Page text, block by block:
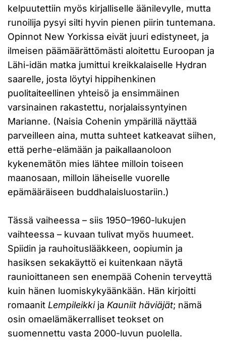
kelpuutettiin myös kirjalliselle äänilevylle, mutta
runoilija pysyi silti hyvin pienen piirin tuntemana.
Opinnot New Yorkissa eivät juuri edistyneet, ja
ilmeisen päämäärättömästi aloitettu Euroopan ja
Lähi-idän matka jumittui kreikkalaiselle Hydran
saarelle, josta löytyi hippihenkinen
puolitaiteellinen yhteisö ja ensimmäinen
varsinainen rakastettu, norjalaissyntyinen
Marianne. (Naisia Cohenin ympärillä näyttää
parveilleen aina, mutta suhteet katkeavat siihen,
että perhe-elämään ja paikallaanoloon
kykenemätön mies lähtee milloin toiseen
maanosaan, milloin läheiselle vuorelle
epämääräiseen buddhalaisluostariin.)
Tässä vaiheessa – siis 1950–1960-lukujen
vaihteessa – kuvaan tulivat myös huumeet.
Spiidin ja rauhoituslääkkeen, oopiumin ja
hasiksen sekakäyttö ei kuitenkaan näytä
raunioittaneen sen enempää Cohenin terveyttä
kuin hänen luomiskykyäänkään. Hän kirjoitti
romaanit Lempileikkija Kauniit häviäjät; nämä
osin omaelämäkerralliset teokset on
suomennettu vasta 2000-luvun puolella.